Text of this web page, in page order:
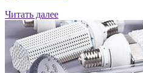
Читать далее